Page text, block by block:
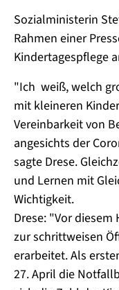
Sozialministerin
Rahmen einer
Kindertagespflege
"Ich weiß, welch
mit kleineren
Vereinbarkeit von
angesichts der
sagte Drese.
und Lernen mit
Wichtigkeit.
Drese: "Vor
zur schrittweisen
erarbeitet. Als
27. April die